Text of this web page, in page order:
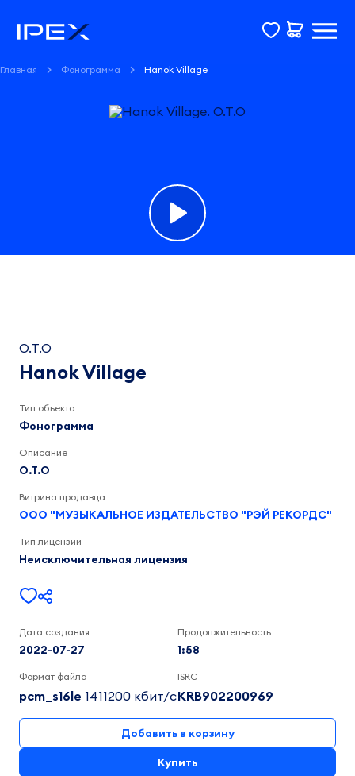
Главная Фонограмма Hanok Village
Village
O.T.O
1:59
O.T.O
Hanok Village
Тип объекта
Фонограмма
Описание
O.T.O
Витрина продавца
ООО "МУЗЫКАЛЬНОЕ ИЗДАТЕЛЬСТВО "РЭЙ РЕКОРДС"
Тип лицензии
Неисключительная лицензия
Дата создания
2022-07-27
Продолжительность
1:58
Формат файла
pcm_s16le 1411200 кбит/c
ISRC
KRB902200969
Добавить в корзину
Купить